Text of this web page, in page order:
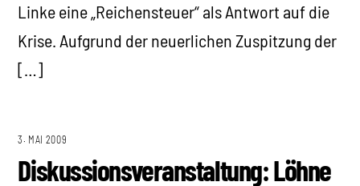
Linke eine „Reichensteuer“ als Antwort auf die
Krise. Aufgrund der neuerlichen Zuspitzung der
[…]
3. MAI 2009
Diskussionsveranstaltung: Löhne